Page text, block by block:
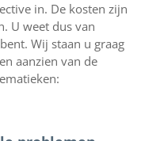
in. De kosten zijn
U weet dus van
Wij staan u graag
aanzien van de